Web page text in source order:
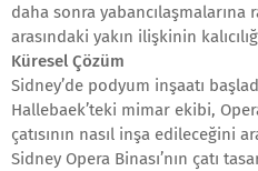
daha sonra yabancılaşmalarına
arasındaki yakın ilişkinin
Küresel Çözüm
Sidney’de podyum inşaatı
Hallebaek’teki mimar ekibi,
çatısının nasıl inşa edileceğini
Sidney Opera Binası’nın çatı